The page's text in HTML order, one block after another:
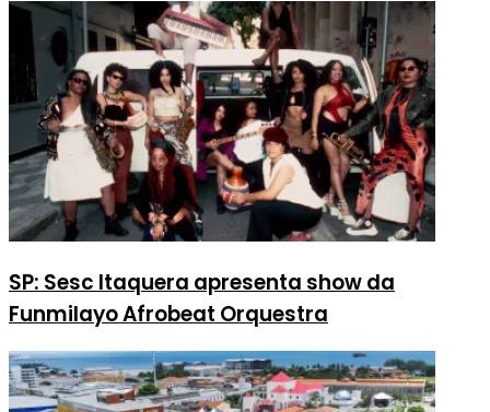
SP: Sesc Itaquera apresenta show da
Funmilayo Afrobeat Orquestra